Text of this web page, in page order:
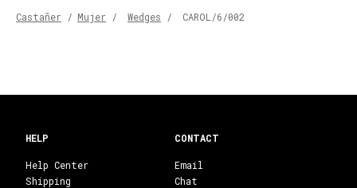
Castañer / Mujer / Wedges / CAROL/6/002
CONTACT
Email
Chat
HELP
Help Center
Shipping